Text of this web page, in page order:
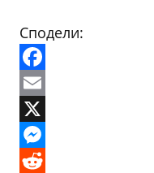
Сподели:
Facebook
Email
X
Messenger